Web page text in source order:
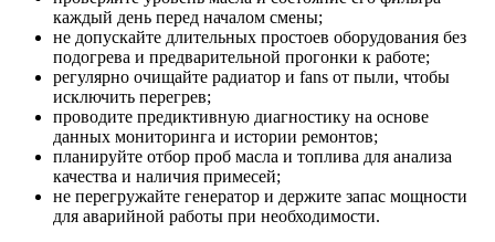
каждый день перед началом смены;
не допускайте длительных простоев оборудования без
подогрева и предварительной прогонки к работе;
регулярно очищайте радиатор и fans от пыли, чтобы
исключить перегрев;
проводите предиктивную диагностику на основе
данных мониторинга и истории ремонтов;
планируйте отбор проб масла и топлива для анализа
качества и наличия примесей;
не перегружайте генератор и держите запас мощности
для аварийной работы при необходимости.